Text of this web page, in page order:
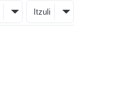
Itzuli